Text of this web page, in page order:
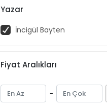
Yazar
İncigül Bayten
Fiyat Aralıkları
-